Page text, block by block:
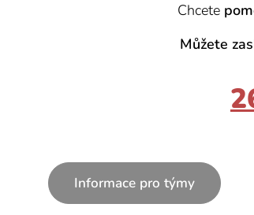
Chcete
Můžete
Informace pro týmy